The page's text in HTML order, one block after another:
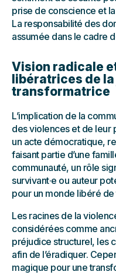
prise de conscience et
La responsabilité des
assumée dans le cadre
Vision radicale
libératrices de
transformatrice
L’implication de la
des violences et de leur
un acte démocratique,
faisant partie d’une
communauté, un rôle
survivant·e ou auteur
pour un monde libéré
Les racines de la
considérées comme
préjudice structurel, les
afin de l’éradiquer.
magique pour une